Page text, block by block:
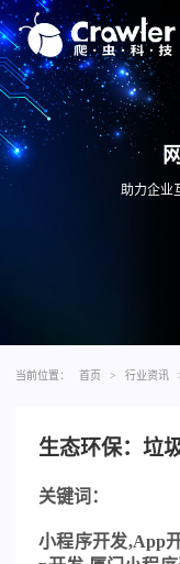
助力企业
当前位置： 首页 > 行业资讯
生态环保：垃
关键词：
小程序开发,App